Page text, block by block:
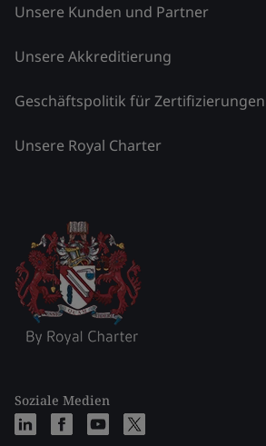
Unsere Kunden und Partner
Unsere Akkreditierung
Geschäftspolitik für Zertifizierungen
Unsere Royal Charter
Soziale Medien